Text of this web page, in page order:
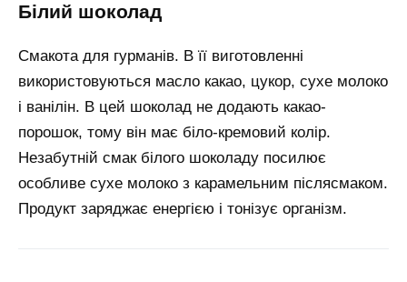
білий шоколад
Смакота для гурманів. В її виготовленні
використовуються масло какао, цукор, сухе молоко
і ванілін. В цей шоколад не додають какао-
порошок, тому він має біло-кремовий колір.
Незабутній смак білого шоколаду посилює
особливе сухе молоко з карамельним післясмаком.
Продукт заряджає енергією і тонізує організм.